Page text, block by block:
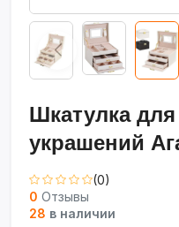
Шкатулка
украшений
(0)
0 Отзывы
28 в наличии